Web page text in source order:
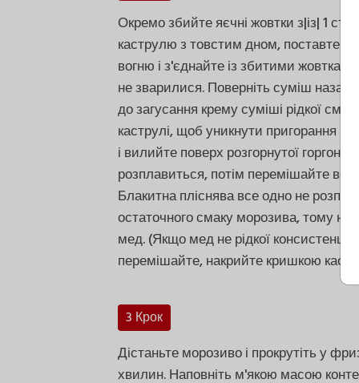
Окремо збийте яєчні жовтки з|із| 1
каструлю з товстим дном, поставте на
вогню і з'єднайте із збитими
не зварилися. Поверніть суміш назад
до загусання крему суміші рідкої
каструлі, щоб уникнути пригорання
і вилийте поверх розгорнутої
розплавиться, потім перемішайте
Блакитна пліснява все одно не
остаточного смаку морозива, тому не
мед. (Якщо мед не рідкої
перемішайте, накрийте кришкою
3 Крок
Дістаньте морозиво і прокрутіть у
хвилин. Наповніть м'якою масою